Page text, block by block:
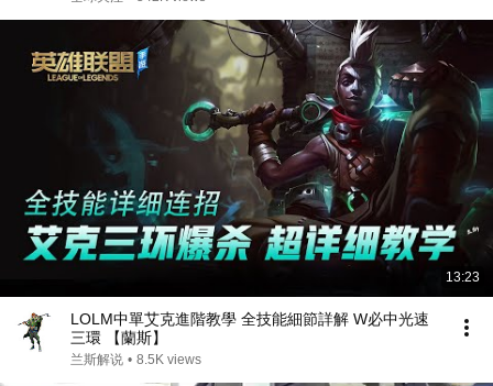
13:23
LOLM中單艾克進階教學 全技能細節詳解 W必中光速
三環 【蘭斯】
兰斯解说 • 8.5K views